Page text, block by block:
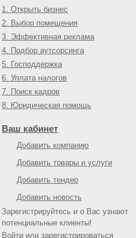
1. Открыть бизнес
2. Выбор помещения
3. Эффективная реклама
4. Подбор аутсорсинга
5. Господдержка
6. Уплата налогов
7. Поиск кадров
8. Юридическая помощь
Ваш кабинет
Добавить компанию
Добавить товары и услуги
Добавить тендер
Добавить новость
Зарегистрируйтесь и о Вас узнают
потенциальные клиенты!
Войти или зарегистрироваться